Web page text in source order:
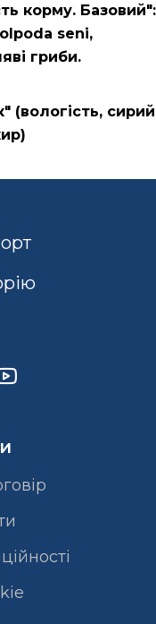
корму. Базовий":
seni,
гриби.
(вологість, сирий